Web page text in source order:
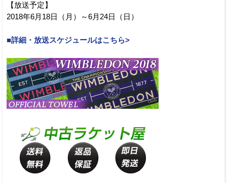
【放送予定】
2018年6月18日（月）～6月24日（日）
■詳細・放送スケジュールはこちら>